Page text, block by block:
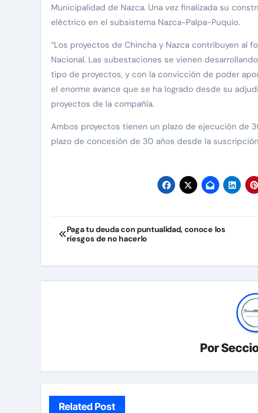
Municipalidad de Nazca. Una vez finalizada su
eléctrico en el subsistema Nazca-Palpa-Puquio.
“Los proyectos de Chincha y Nazca contribuyen
Nacional. Las subestaciones se vienen
tipo de proyectos, y con la convicción de poder
el enorme avance que se ha logrado desde su
proyectos de la compañía.
Ambos proyectos tienen un plazo de ejecución de
plazo de concesión de 30 años desde la
Navegación
de
entradas
Paga tu deuda con puntualidad, conoce los
riesgos de no hacerlo
Por
Related Post